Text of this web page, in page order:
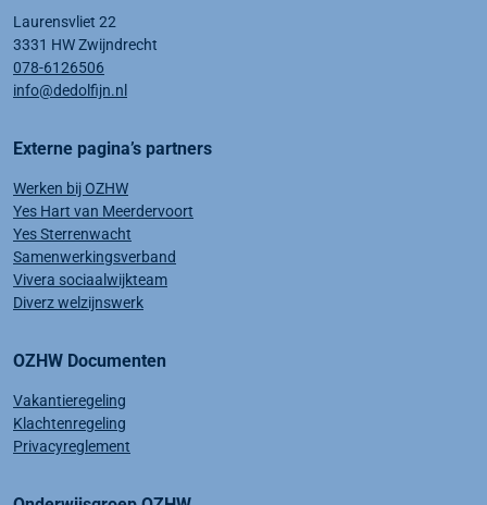
Laurensvliet 22
3331 HW Zwijndrecht
078-6126506
info@dedolfijn.nl
Externe pagina’s partners
Werken bij OZHW
Yes Hart van Meerdervoort
Yes Sterrenwacht
Samenwerkingsverband
Vivera sociaalwijkteam
Diverz welzijnswerk
OZHW Documenten
Vakantieregeling
Klachtenregeling
Privacyreglement